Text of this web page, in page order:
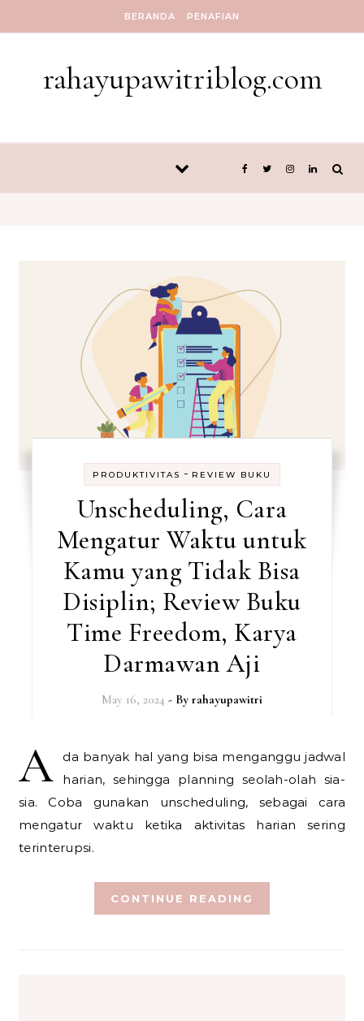
BERANDA PENAFIAN
rahayupawitriblog.com
PRODUKTIVITAS - REVIEW BUKU
Unscheduling, Cara
Mengatur Waktu untuk
Kamu yang Tidak Bisa
Disiplin; Review Buku
Time Freedom, Karya
Darmawan Aji
May 16, 2024 - By rahayupawitri
A
da banyak hal yang bisa menganggu jadwal
harian, sehingga planning seolah-olah sia-
sia. Coba gunakan unscheduling, sebagai cara
mengatur waktu ketika aktivitas harian sering
terinterupsi.
CONTINUE READING